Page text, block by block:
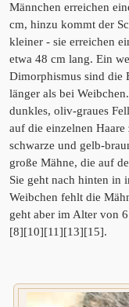
Männchen erreichen
cm, hinzu kommt der
kleiner - sie erreichen
etwa 48 cm lang. Ein
Dimorphismus sind die
länger als bei
dunkles, oliv-graues
auf die einzelnen
schwarze und gelb-
große Mähne, die auf
Sie geht nach hinten in
Weibchen fehlt die
geht aber im Alter von
[8][10][11][13][15].